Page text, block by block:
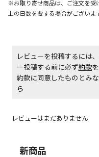
※お取り寄せ商品は、ご注文を受
上の日数を要する場合がございま
レビューを投稿するには
ー投稿する前に必ず約款
約款に同意したものと
ら
レビューはまだありません
新商品